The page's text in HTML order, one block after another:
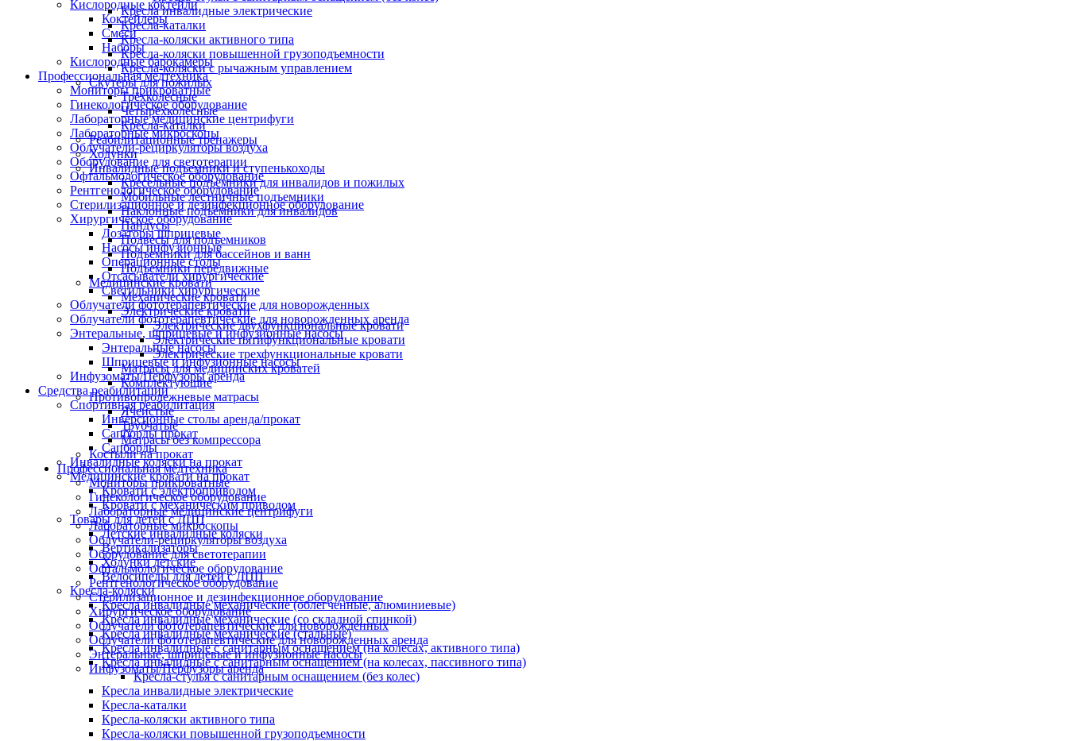
Кресла инвалидные электрические
Кресла-каталки
Кресла-коляски активного типа
Кресла-коляски повышенной грузоподъемности
Кресла-коляски с рычажным управлением
Скутеры для пожилых
Трёхколёсные
Четырёхколёсные
Кресла-каталки
Реабилитационные тренажеры
Ходунки
Инвалидные подъемники и ступенькоходы
Кресельные подъёмники для инвалидов и пожилых
Мобильные лестничные подъемники
Наклонные подъёмники для инвалидов
Пандусы
Подвесы для подъемников
Подъемники для бассейнов и ванн
Подъемники передвижные
Медицинские кровати
Механические кровати
Электрические кровати
Электрические двухфункциональные кровати
Электрические пятифункциональные кровати
Электрические трехфункциональные кровати
Матрасы для медицинских кроватей
Комплектующие
Противопролежневые матрасы
Ячеистые
Трубчатые
Матрасы без компрессора
Костыли на прокат
Профессиональная медтехника
Мониторы прикроватные
Гинекологическое оборудование
Лабораторные медицинские центрифуги
Лабораторные микроскопы
Облучатели-рециркуляторы воздуха
Оборудование для светотерапии
Офтальмологическое оборудование
Рентгенологическое оборудование
Стерилизационное и дезинфекционное оборудование
Хирургическое оборудование
Облучатели фототерапевтические для новорожденных
Облучатели фототерапевтические для новорожденных аренда
Энтеральные, шприцевые и инфузионные насосы
Инфузоматы/Перфузоры аренда
Кислородные коктейли
Коктейлеры
Смеси
Наборы
Кислородные барокамеры
Профессиональная медтехника
Мониторы прикроватные
Гинекологическое оборудование
Лабораторные медицинские центрифуги
Лабораторные микроскопы
Облучатели-рециркуляторы воздуха
Оборудование для светотерапии
Офтальмологическое оборудование
Рентгенологическое оборудование
Стерилизационное и дезинфекционное оборудование
Хирургическое оборудование
Дозаторы шприцевые
Насосы инфузионные
Операционные столы
Отсасыватели хирургические
Светильники хирургические
Облучатели фототерапевтические для новорожденных
Облучатели фототерапевтические для новорожденных аренда
Энтеральные, шприцевые и инфузионные насосы
Энтеральные насосы
Шприцевые и инфузионные насосы
Инфузоматы/Перфузоры аренда
Средства реабилитации
Спортивная реабилитация
Инверсионные столы аренда/прокат
Сапборды прокат
Сапборды
Инвалидные коляски на прокат
Медицинские кровати на прокат
Кровати с электроприводом
Кровати с механическим приводом
Товары для детей с ДЦП
Детские инвалидные коляски
Вертикализаторы
Ходунки детские
Велосипеды для детей с ДЦП
Кресла-коляски
Кресла инвалидные механические (облегченные, алюминиевые)
Кресла инвалидные механические (со складной спинкой)
Кресла инвалидные механические (стальные)
Кресла инвалидные с санитарным оснащением (на колесах, активного типа)
Кресла инвалидные с санитарным оснащением (на колесах, пассивного типа)
Кресла-стулья с санитарным оснащением (без колес)
Кресла инвалидные электрические
Кресла-каталки
Кресла-коляски активного типа
Кресла-коляски повышенной грузоподъемности